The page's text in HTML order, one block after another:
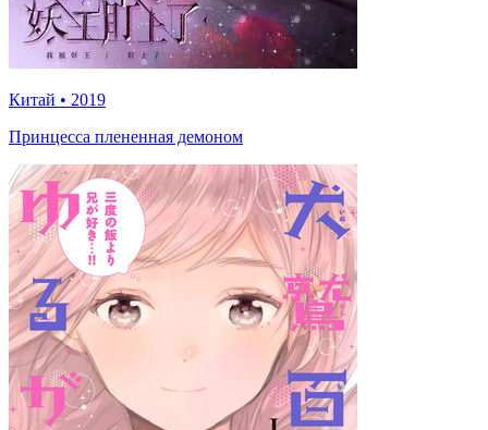
Китай • 2019
Принцесса плененная демоном